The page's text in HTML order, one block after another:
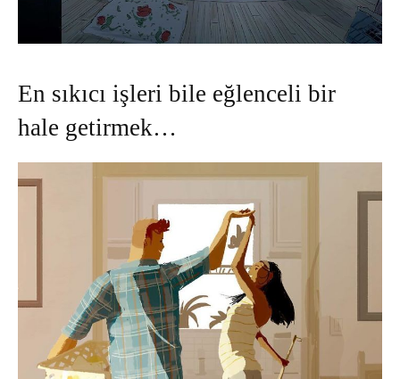
En sıkıcı işleri bile eğlenceli bir
hale getirmek…